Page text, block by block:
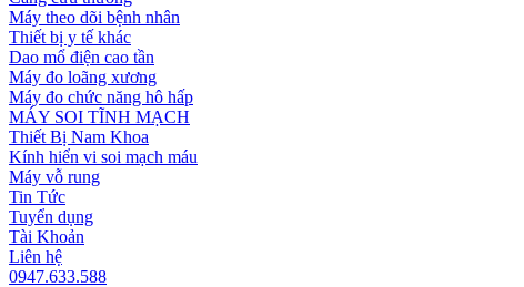
Máy theo dõi bệnh nhân
Thiết bị y tế khác
Dao mổ điện cao tần
Máy đo loãng xương
Máy đo chức năng hô hấp
MÁY SOI TĨNH MẠCH
Thiết Bị Nam Khoa
Kính hiển vi soi mạch máu
Máy vỗ rung
Tin Tức
Tuyển dụng
Tài Khoản
Liên hệ
0947.633.588